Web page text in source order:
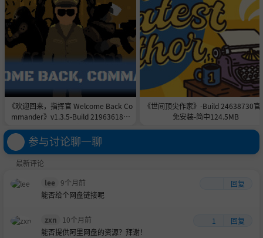
《欢迎回来，指挥官 Welcome Back Co
mmander》v1.3.5-Build 21963618官
中免安装-简中323MB
《世间顶尖作家》-Build 24638730官
免安装-简中124.5MB
参与讨论聊一聊
最新评论
lee
9个月前
回复
能否给个网盘链接呢
zxn 10个月前 1
回复
能否提供阿里网盘的资源？拜谢！